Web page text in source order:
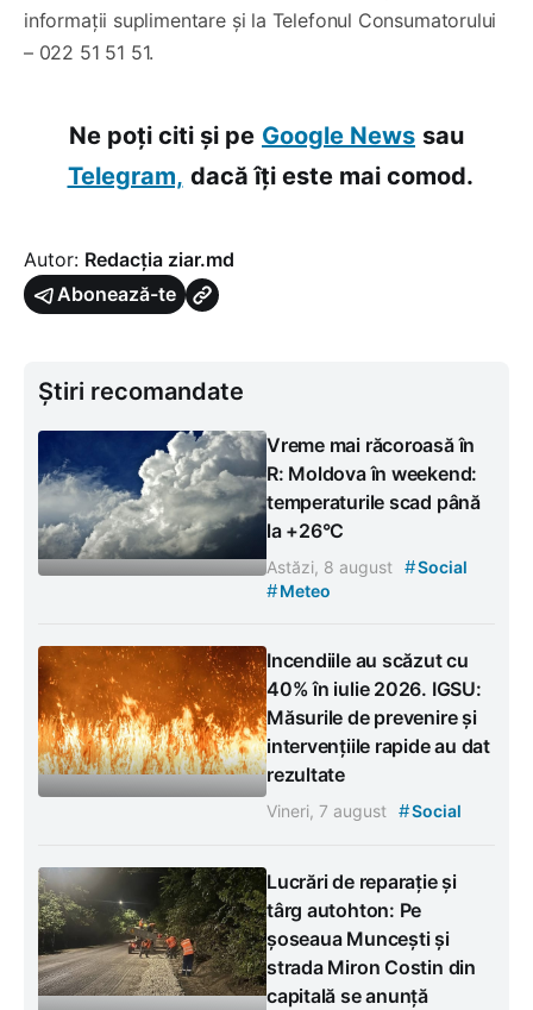
informații suplimentare și la Telefonul Consumatorului
– 022 51 51 51.
Ne poți citi și pe Google News sau
Telegram, dacă îți este mai comod.
Autor: Redacția ziar.md
Abonează-te
Știri recomandate
Vreme mai răcoroasă în
R: Moldova în weekend:
temperaturile scad până
la +26°C
Astăzi, 8 august #Social
#Meteo
Incendiile au scăzut cu
40% în iulie 2026. IGSU:
Măsurile de prevenire și
intervențiile rapide au dat
rezultate
Vineri, 7 august #Social
Lucrări de reparație și
târg autohton: Pe
șoseaua Muncești și
strada Miron Costin din
capitală se anunță